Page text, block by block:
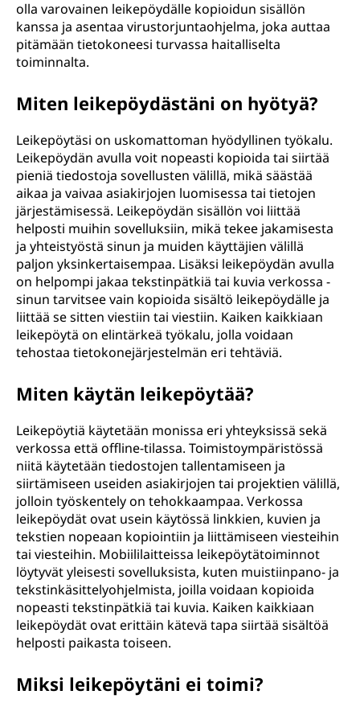
olla varovainen leikepöydälle kopioidun sisällön
kanssa ja asentaa virustorjuntaohjelma, joka auttaa
pitämään tietokoneesi turvassa haitalliselta
toiminnalta.
Miten leikepöydästäni on hyötyä?
Leikepöytäsi on uskomattoman hyödyllinen työkalu.
Leikepöydän avulla voit nopeasti kopioida tai siirtää
pieniä tiedostoja sovellusten välillä, mikä säästää
aikaa ja vaivaa asiakirjojen luomisessa tai tietojen
järjestämisessä. Leikepöydän sisällön voi liittää
helposti muihin sovelluksiin, mikä tekee jakamisesta
ja yhteistyöstä sinun ja muiden käyttäjien välillä
paljon yksinkertaisempaa. Lisäksi leikepöydän avulla
on helpompi jakaa tekstinpätkiä tai kuvia verkossa -
sinun tarvitsee vain kopioida sisältö leikepöydälle ja
liittää se sitten viestiin tai viestiin. Kaiken kaikkiaan
leikepöytä on elintärkeä työkalu, jolla voidaan
tehostaa tietokonejärjestelmän eri tehtäviä.
Miten käytän leikepöytää?
Leikepöytiä käytetään monissa eri yhteyksissä sekä
verkossa että offline-tilassa. Toimistoympäristössä
niitä käytetään tiedostojen tallentamiseen ja
siirtämiseen useiden asiakirjojen tai projektien välillä,
jolloin työskentely on tehokkaampaa. Verkossa
leikepöydät ovat usein käytössä linkkien, kuvien ja
tekstien nopeaan kopiointiin ja liittämiseen viesteihin
tai viesteihin. Mobiililaitteissa leikepöytätoiminnot
löytyvät yleisesti sovelluksista, kuten muistiinpano- ja
tekstinkäsittelyohjelmista, joilla voidaan kopioida
nopeasti tekstinpätkiä tai kuvia. Kaiken kaikkiaan
leikepöydät ovat erittäin kätevä tapa siirtää sisältöä
helposti paikasta toiseen.
Miksi leikepöytäni ei toimi?